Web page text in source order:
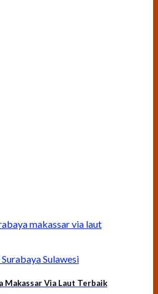
Sulawesi
Makassar Via Laut Terbaik